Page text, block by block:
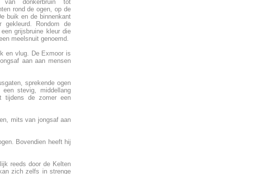
van donkerbruin tot
rond de ogen, op de
buik en de binnenkant
Rondom de
grijsbruine kleur die
meelsnuit genoemd.
en vlug. De Exmoor is
aan aan mensen
sprekende ogen
stevig, middellang
tijdens de zomer een
mits van jongsaf aan
Bovendien heeft hij
reeds door de Kelten
zich zelfs in strenge